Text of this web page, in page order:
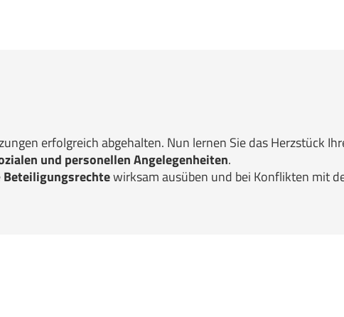
erfolgreich abgehalten. Nun lernen Sie das Herzstück
und personellen Angelegenheiten.
Beteiligungsrechtewirksam ausüben und bei Konflikten mit